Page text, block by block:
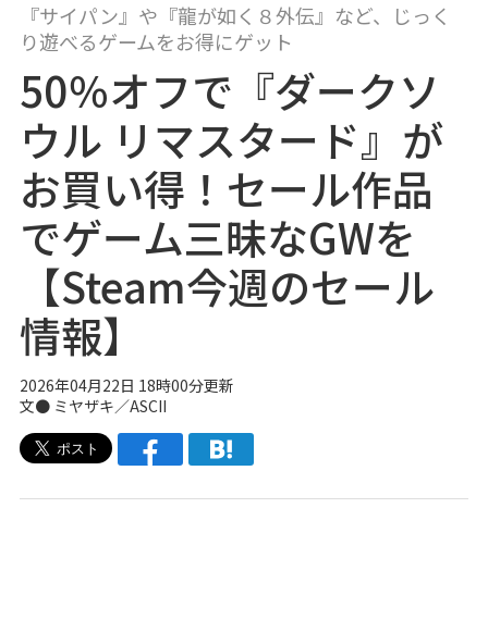
『サイパン』や『龍が如く８外伝』など、じっく
り遊べるゲームをお得にゲット
50％オフで『ダークソ
ウル リマスタード』が
お買い得！セール作品
でゲーム三昧なGWを
【Steam今週のセール
情報】
2026年04月22日 18時00分更新
文● ミヤザキ／ASCII